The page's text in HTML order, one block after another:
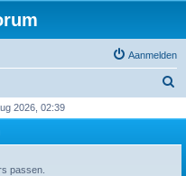
Aanmelden
k
2026, 02:39
passen.